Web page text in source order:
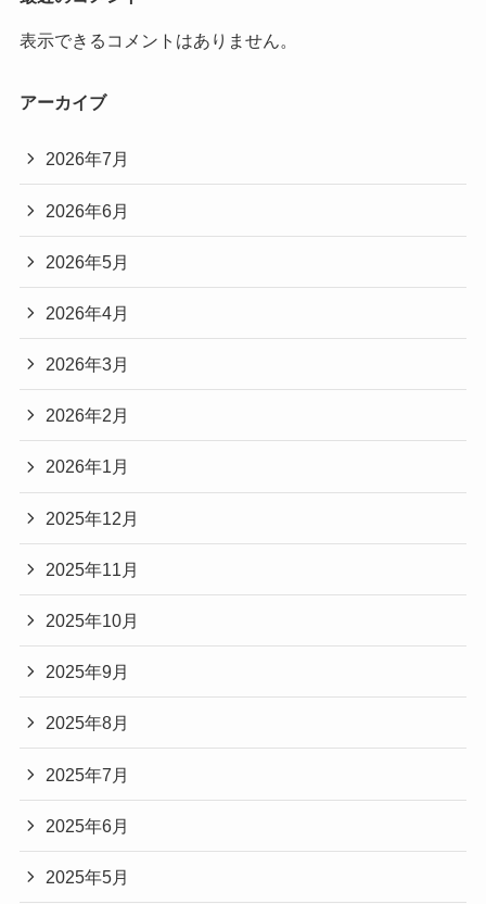
表示できるコメントはありません。
アーカイブ
2026年7月
2026年6月
2026年5月
2026年4月
2026年3月
2026年2月
2026年1月
2025年12月
2025年11月
2025年10月
2025年9月
2025年8月
2025年7月
2025年6月
2025年5月